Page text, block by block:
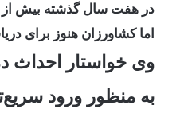
در هفت سال گذشته بیش از ۱۱ هزار تراکتور در کشور تولید شد،
اما کشاورزان هنوز برای
وی خواستار احداث
به منظور ورود